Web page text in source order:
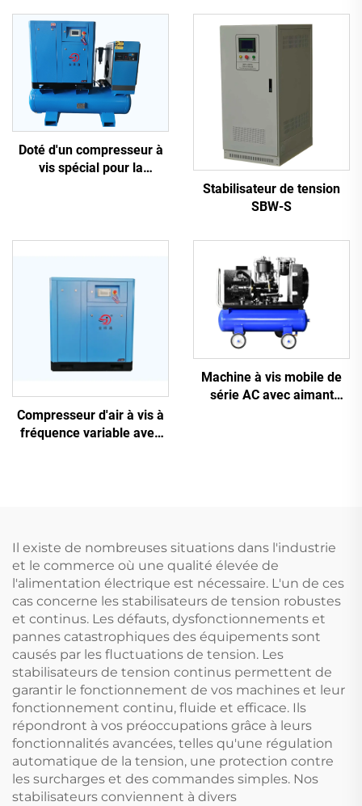
Doté d'un compresseur à
vis spécial pour la
Stabilisateur de tension
SBW-S
Compresseur d'air à vis à
fréquence variable avec
Machine à vis mobile de
série AC avec aimant
Il existe de nombreuses situations dans l'industrie
et le commerce où une qualité élevée de
l'alimentation électrique est nécessaire. L'un de ces
cas concerne les stabilisateurs de tension robustes
et continus. Les défauts, dysfonctionnements et
pannes catastrophiques des équipements sont
causés par les fluctuations de tension. Les
stabilisateurs de tension continus permettent de
garantir le fonctionnement de vos machines et leur
fonctionnement continu, fluide et efficace. Ils
répondront à vos préoccupations grâce à leurs
fonctionnalités avancées, telles qu'une régulation
automatique de la tension, une protection contre
les surcharges et des commandes simples. Nos
stabilisateurs conviennent à divers